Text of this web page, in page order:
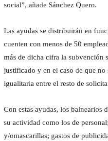
social”, añade Sánchez Quero.
Las ayudas se distribuirán en
cuenten con menos de 50
más de dicha cifra la subvención
justificado y en el caso de que no
igualitaria entre el resto de
Con estas ayudas, los balnearios
su actividad como los de
y/omascarillas; gastos de